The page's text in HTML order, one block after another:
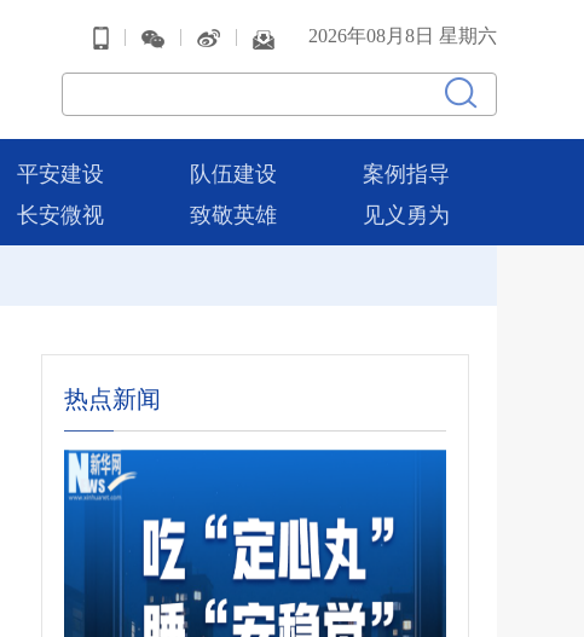
| | | 2026年08月8日 星期六
平安建设 队伍建设
案例指导
长安微视 致敬英雄 见义勇为
热点新闻